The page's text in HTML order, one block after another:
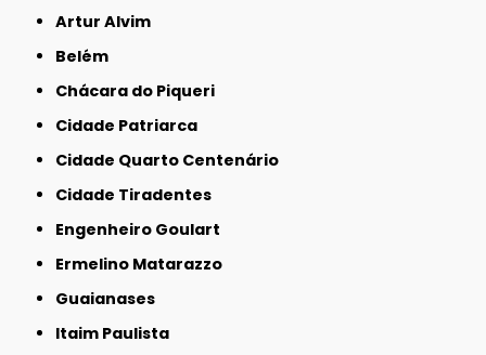
Artur Alvim
Belém
Chácara do Piqueri
Cidade Patriarca
Cidade Quarto Centenário
Cidade Tiradentes
Engenheiro Goulart
Ermelino Matarazzo
Guaianases
Itaim Paulista